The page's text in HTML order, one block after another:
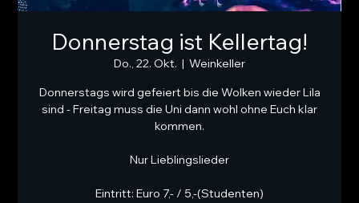
Donnerstag ist Kellertag!
Do., 22. Okt.
  |
Weinkeller
Donnerstags wird gefeiert bis die Wolken wieder Lila
sind - Freitag muss die Uni dann wohl ohne Euch klar
kommen.
Nur Lieblingslieder
Eintritt: Euro 7,- / 5,-(Studenten)